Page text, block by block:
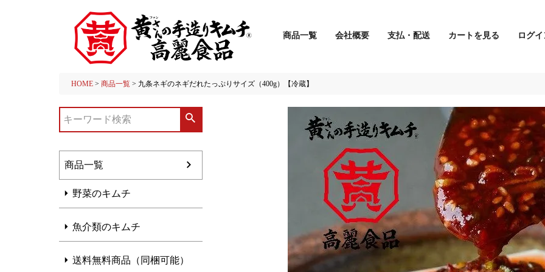
商品一覧 会社概要 支払・配送 カートを見る ログ
検索
HOME 商品一覧 九条ネギのネギだれたっぷりサイズ（400g）【冷蔵】
商品一覧
野菜のキムチ
魚介類のキムチ
送料無料商品（同梱可能）